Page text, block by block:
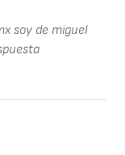
soy de miguel